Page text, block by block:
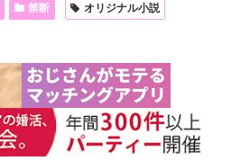
禁断 オリジナル小説